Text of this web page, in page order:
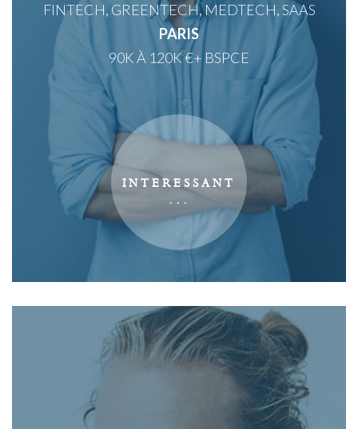
FINTECH, GREENTECH, MEDTECH, SAAS
PARIS
90K À 120K €+ BSPCE